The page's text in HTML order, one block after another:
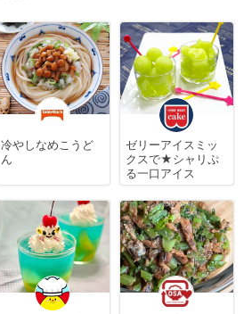
冷やしなめこうど
ん
ゼリーアイスミッ
クスで★シャリぷ
る一口アイス